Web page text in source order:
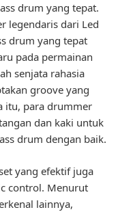
drum yang tepat.
legendaris dari Led
drum yang tepat
pada permainan
senjata rahasia
groove yang
itu, para drummer
dan kaki untuk
drum dengan baik.
yang efektif juga
control. Menurut
lainnya,